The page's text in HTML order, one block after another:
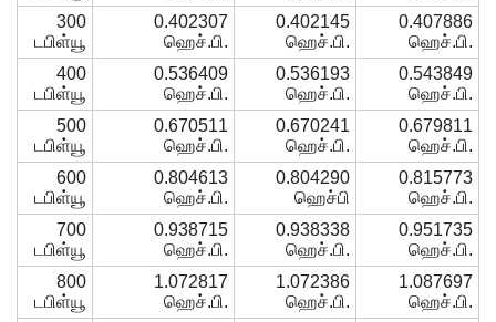
300
டபிள்யூ
0.402307
ஹெச்.பி.
0.402145
ஹெச்.பி.
0.407886
ஹெச்.பி.
400
டபிள்யூ
0.536409
ஹெச்.பி.
0.536193
ஹெச்.பி.
0.543849
ஹெச்.பி.
500
டபிள்யூ
0.670511
ஹெச்.பி.
0.670241
ஹெச்.பி.
0.679811
ஹெச்.பி.
600
டபிள்யூ
0.804613
ஹெச்.பி.
0.804290
ஹெச்பி
0.815773
ஹெச்.பி.
700
டபிள்யூ
0.938715
ஹெச்.பி.
0.938338
ஹெச்.பி.
0.951735
ஹெச்.பி.
800
டபிள்யூ
1.072817
ஹெச்.பி.
1.072386
ஹெச்.பி.
1.087697
ஹெச்.பி.